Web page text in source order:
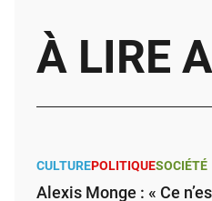
À LIRE
CULTUREPOLITIQUESOCIÉTÉ
Alexis Monge : « Ce